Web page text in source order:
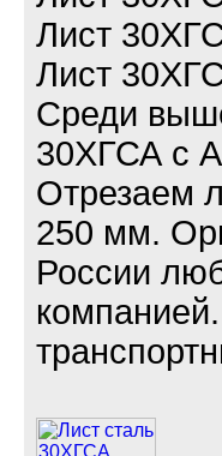
Лист
Лист
Среди
30ХГСА с
Отрезаем
250 мм.
России